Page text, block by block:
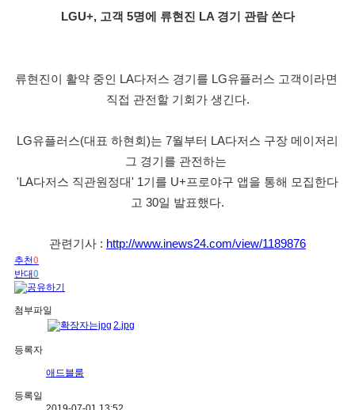
LGU+, 고객 5명에 류현진 LA 경기 관람 쏜다
류현진이 활약 중인 LA다저스 경기를 LG유플러스 고객이라면
직접 관전할 기회가 생긴다.
LG유플러스(대표 하현회)는 7월부터 LA다저스 구장 메이저리
그 경기를 관전하는
'LA다저스 직관원정대' 1기를 U+프로야구 앱을 통해 모집한다
고 30일 발표했다.
관련기사 : http://www.inews24.com/view/1189876
추천0
반대0
첨부파일
2.jpg
등록자
애드블룸
등록일